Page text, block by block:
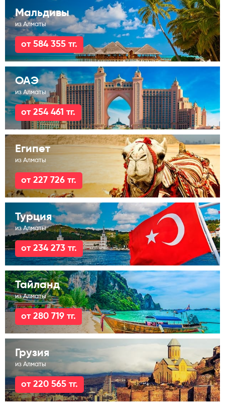
Мальдивы
из Алматы
от 584 355 тг.
ОАЭ
из Алматы
от 254 461 тг.
Египет
из Алматы
от 227 726 тг.
Турция
из Алматы
от 234 273 тг.
Тайланд
из Алматы
от 280 719 тг.
Грузия
из Алматы
от 220 565 тг.